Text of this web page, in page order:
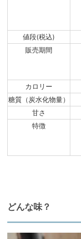
値段(税込)
販売期間
カロリー
糖質（炭水化物量）
甘さ
特徴
どんな味？